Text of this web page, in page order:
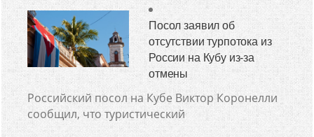
Посол заявил об
отсутствии турпотока из
России на Кубу из-за
отмены
Российский посол на Кубе Виктор Коронелли
сообщил, что туристический